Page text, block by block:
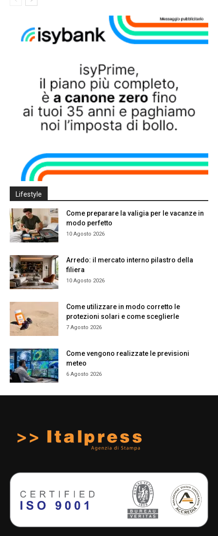
Lifestyle
Come preparare la valigia per le vacanze in
modo perfetto
10 Agosto 2026
Arredo: il mercato interno pilastro della
filiera
10 Agosto 2026
Come utilizzare in modo corretto le
protezioni solari e come sceglierle
7 Agosto 2026
Come vengono realizzate le previsioni
meteo
6 Agosto 2026